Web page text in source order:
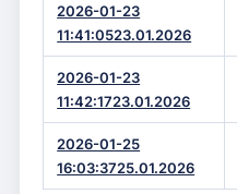
2026-01-23
11:41:0523.01.2026
2026-01-23
11:42:1723.01.2026
2026-01-25
16:03:3725.01.2026